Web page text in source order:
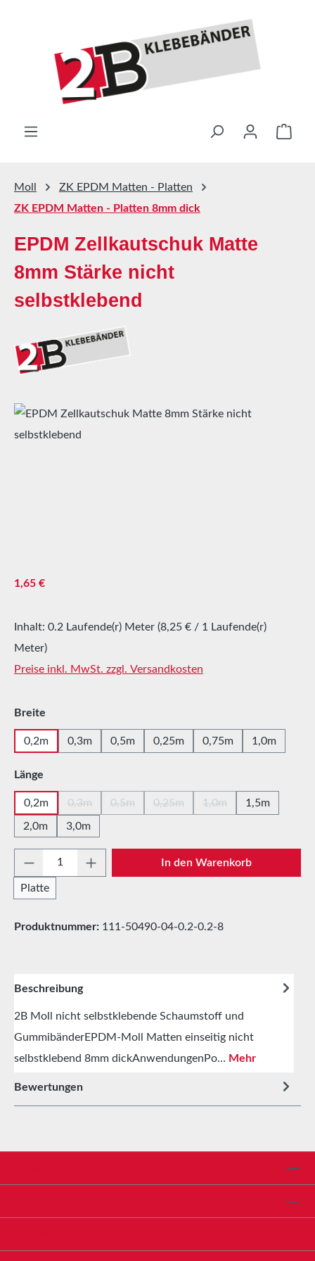
Moll
ZK EPDM Matten - Platten
ZK EPDM Matten - Platten 8mm dick
EPDM Zellkautschuk Matte
8mm Stärke nicht
selbstklebend
Bildergalerie überspringen
Regulärer Preis:
1,65 €
Inhalt: 0.2 Laufende(r) Meter (8,25 € / 1 Laufende(r)
Meter)
Preise inkl. MwSt. zzgl. Versandkosten
Breite
0,2m 0,3m 0,5m 0,25m 0,75m 1,0m
Länge
0,2m 0,3m
(Diese Option ist zurzeit nicht verfügbar.)
0,5m
(Diese Option ist zurzeit nicht verfügbar.)
0,25m
(Diese Option ist zurzeit nicht
1,0m
(Diese Option ist
1,5m
2,0m 3,0m
Produkt Anzahl: Gib den gewünschten
Platte
In den Warenkorb
Produktnummer: 111-50490-04-0.2-0.2-8
Beschreibung
2B Moll nicht selbstklebende Schaumstoff und
GummibänderEPDM-Moll Matten einseitig nicht
selbstklebend 8mm dickAnwendungenPo… Mehr
Bewertungen